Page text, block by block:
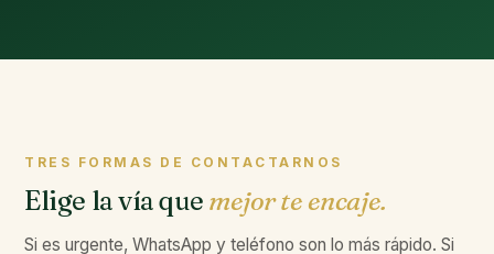
TRES FORMAS DE CONTACTARNOS
Elige la vía que mejor te encaje.
Si es urgente, WhatsApp y teléfono son lo más rápido. Si